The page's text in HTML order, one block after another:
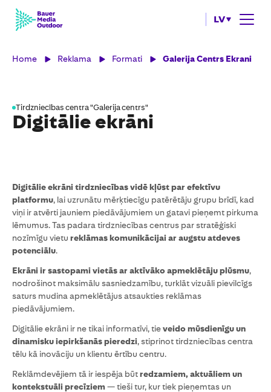
LV
Home Reklama Formati Galerija Centrs Ekrani
Tirdzniecības centra "Galerija centrs"
Digitālie ekrāni
Digitālie ekrāni tirdzniecības vidē kļūst par efektīvu
platformu, lai uzrunātu mērķtiecīgu patērētāju grupu brīdī, kad
viņi ir atvērti jauniem piedāvājumiem un gatavi pieņemt pirkuma
lēmumus. Tas padara tirdzniecības centrus par stratēģiski
nozīmīgu vietu reklāmas komunikācijai ar augstu atdeves
potenciālu.
Ekrāni ir sastopami vietās ar aktīvāko apmeklētāju plūsmu,
nodrošinot maksimālu sasniedzamību, turklāt vizuāli pievilcīgs
saturs mudina apmeklētājus atsaukties reklāmas
piedāvājumiem.
Digitālie ekrāni ir ne tikai informatīvi, tieveido mūsdienīgu un
dinamisku iepirkšanās pieredzi, stiprinot tirdzniecības centra
tēlu kā inovāciju un klientu ērtību centru.
Reklāmdevējiem tā ir iespēja būtredzamiem, aktuāliem un
kontekstuāli precīziem— tieši tur, kur tiek pieņemtas un